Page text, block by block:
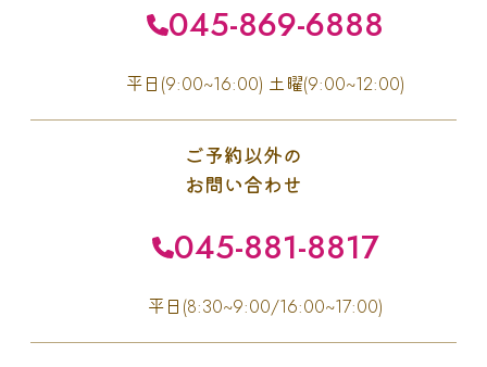
045-869-6888
平日(9:00~16:00) 土曜(9:00~12:00)
ご予約以外の
お問い合わせ
045-881-8817
平日(8:30~9:00/16:00~17:00)